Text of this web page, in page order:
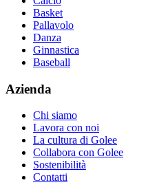
Basket
Pallavolo
Danza
Ginnastica
Baseball
Azienda
Chi siamo
Lavora con noi
La cultura di Golee
Collabora con Golee
Sostenibilità
Contatti